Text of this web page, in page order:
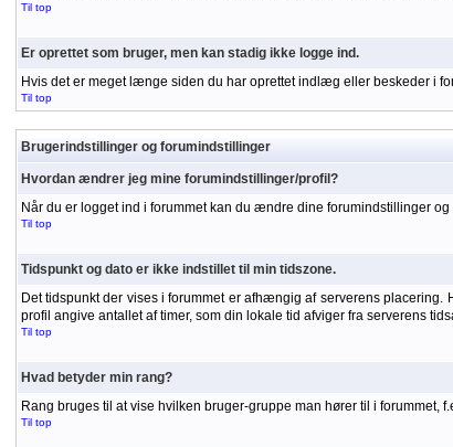
Til top
Er oprettet som bruger, men kan stadig ikke logge ind.
Hvis det er meget længe siden du har oprettet indlæg eller beskeder i
Til top
Brugerindstillinger og forumindstillinger
Hvordan ændrer jeg mine forumindstillinger/profil?
Når du er logget ind i forummet kan du ændre dine forumindstillinger
Til top
Tidspunkt og dato er ikke indstillet til min tidszone.
Det tidspunkt der vises i forummet er afhængig af serverens
profil angive antallet af timer, som din lokale tid afviger fra serverens
Til top
Hvad betyder min rang?
Rang bruges til at vise hvilken bruger-gruppe man hører til i
Til top